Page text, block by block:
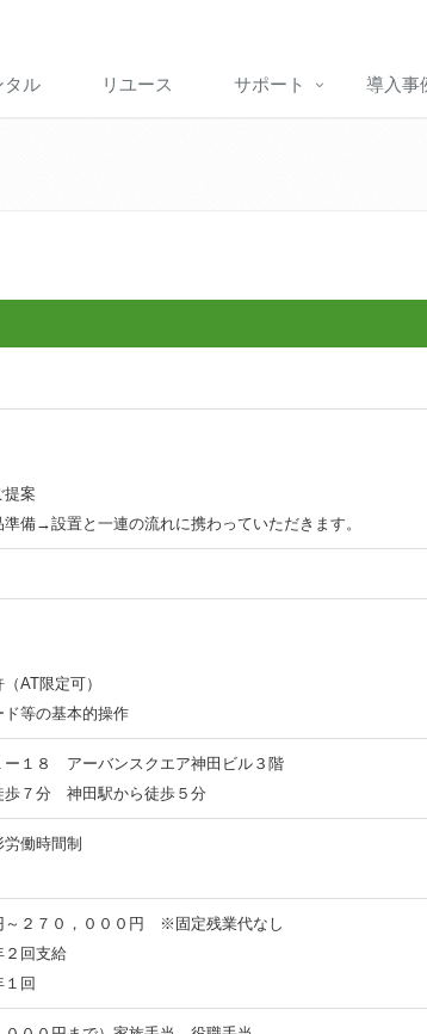
タル リユース サポート 導入事
提案
→設置と一連の流れに携わっていただきます。
AT限定可）
等の基本的操作
ー１８ アーバンスクエア神田ビル３階
７分 神田駅から徒歩５分
働時間制
～２７０，０００円 ※固定残業代なし
２回支給
１回